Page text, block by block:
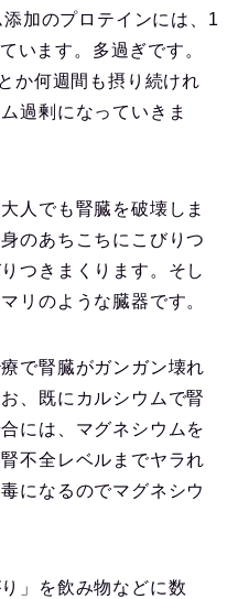
加のプロテインには、1
います。多過ぎです。
か何週間も摂り続けれ
過剰になっていきま
人でも腎臓を破壊しま
のあちこちにこびりつ
つきまくります。そし
リのような臓器です。
で腎臓がガンガン壊れ
、既にカルシウムで腎
には、マグネシウムを
不全レベルまでヤラれ
になるのでマグネシウ
」を飲み物などに数